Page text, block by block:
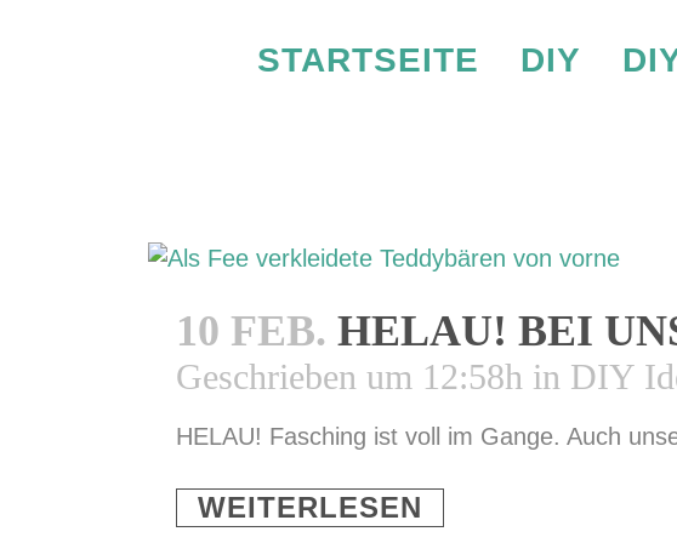
STARTSEITE DIY
10 FEB. HELAU! BEI
Geschrieben um 12:58h in DIY
HELAU! Fasching ist voll im Gange. Auch
WEITERLESEN